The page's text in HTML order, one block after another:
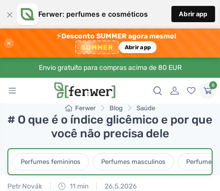
× Ferwer: perfumes e cosméticos Abrir app
×
⚡Desconto SUMMER agora mesmo!
SUMMER Abrir app
Envio gratuito para compras acima de 80 EUR
0
Ferwer Blog Saúde
# O que é o índice glicêmico e por que
você não precisa dele
Perfumes femininos Perfumes masculinos Perfumes
Petr Novák 11 min 26.5.2026